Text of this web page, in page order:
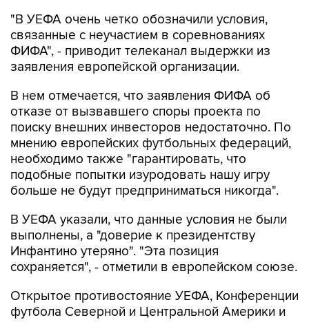
"В УЕФА очень четко обозначили условия,
связанные с неучастием в соревнованиях
ФИФА", - приводит телеканал выдержки из
заявления европейской организации.
В нем отмечается, что заявления ФИФА об
отказе от вызвавшего споры проекта по
поиску внешних инвесторов недостаточно. По
мнению европейских футбольных федераций,
необходимо также "гарантировать, что
подобные попытки изуродовать нашу игру
больше не будут предприниматься никогда".
В УЕФА указали, что данные условия не были
выполнены, а "доверие к президентству
Инфантино утеряно". "Эта позиция
сохраняется", - отметили в европейском союзе.
Открытое противостояние УЕФА, Конференции
футбола Северной и Центральной Америки и